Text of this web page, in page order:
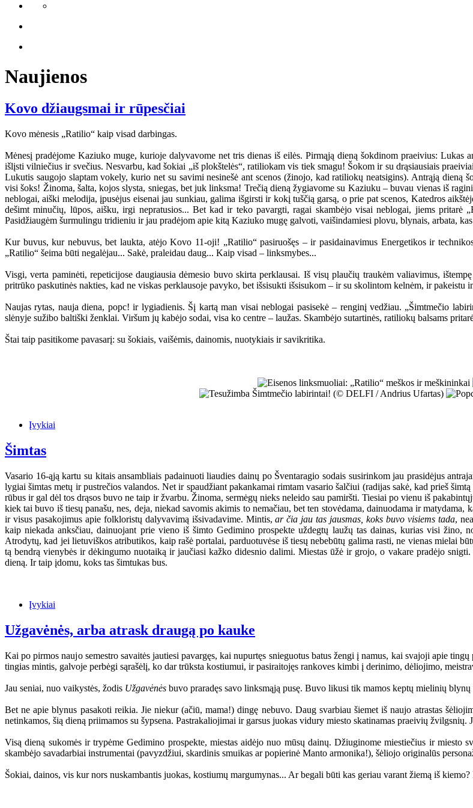
Naujienos
Kovo džiaugsmai ir rūpesčiai
Kovo mėnesis „Ratilio“ kaip visad darbingas.
Mėnesį pradėjome Kaziuko muge, kurioje dalyvavome net tris dienas iš eilės. Pirmąją dieną šokdinom praeivius: Lukas
išlįsti vilniečius ir svečius. Nesvarbu, kad šokiai „iš plokštelės“, ratiliokam vis tiek smagu! Šokom ir su drąsiausiais
Lukutis saugojo slaptam vokely, kurio net su savimi nesinešė ant scenos (žinojo, kad ratiliokų neatsigins). Antrąją
visi šoks! Žinoma, šalta, kojos slysta, sniegas, bet juk linksma! Trečią dieną žygiavome su Kaziuku – buvau vienas iš
neblogai, aiški melodija, įpusėjus eisenai jau sunkiau, galima išgirsti ir kokį tuščią garsą, o prie pat scenos, Katedros
dešimt minučių, lūpos, aišku, irgi nepratusios... Bet kad ir teko pavargti, ragai skambėjo visai neblogai, jiems pritarė
Pasidžiaugėm šurmulingu tridieniu ir jau pradėjom apie kitą Kaziuko mugę galvoti, vaišindamiesi plovu, blynais, arbata,
Kur buvus, kur nebuvus, bet laukta, atėjo Kovo 11-oji! „Ratilio“ pasiruošęs – ir pasidainavimus Energetikos ir
„Ratilio“ šeima būti negalėjau... Sakė, praleidau daug... Kaip visad – linksmybes...
Visgi, verta paminėti, repeticijose daugiausia dėmesio buvo skirta perklausai. Iš visų plaučių traukėm valiavimus,
pritrūko paskutinės nakties, kad ne viskas perklausoje pavyko, bet išsisukti išsisukom – ir su skolintom kelnėm, ir
Naujas rytas, nauja diena, popc! ir lygiadienis. Šį kartą man visai neblogai pasisekė – renginį vedžiau. „Šimtmečio
slėnyje sužibo baltiški ženklai. Viršum jų kabėjo sodai, visa ko centre – laužas. Skambėjo sutartinės, ratiliokų balsams
Štai taip pasitikome pavasarį: su šokiais, vaišėmis, dainomis, nuotykiais ir savikritika.
Įvykiai
Šimtas
Vasario 16-ąją kartu su kitais ansambliais padainuoti liaudies dainų po Šventaragio sodais susirinkom jau prasidėjus
lygiai šimtas metų ir pustrečios valandos. Net ir spaudžiant pakankamai rimtam vasario šalčiui (radijas sakė, kad prieš
rūbus ir gal dėl tos drąsos buvo ne taip ir žvarbu. Žinoma, sermėgų nieks neleido sau pamiršti. Tiesiai po vienu iš
kiek tai buvo iš tiesų panašu, nes, deja, niekad savomis akimis to nemačiau, bet ten stovėdama, dainuodama ir
ir visus pasakojimus apie folkloristų dalyvavimą išsivadavime. Mintis,ar čia jau tas jausmas, koks buvo visiems tada,
kaip niekada anksčiau, dainuojant prie vieno iš šimto Gedimino prospekte uždegtų laužų tas dainas, kurias visi žino,
Atrodytų, kad jei lietuviškos atributikos, kaip rašė portalai, parduotuvėse iš tiesų nebebūtų galima rasti, ne vienas mielai
tą bendrą vienybės ir dėkingumo nuotaiką ir jaučiasi kažko didesnio dalimi. Miestas ūžė ir grojo, o vakare pradėjo
dieną. Ir taip įdomu, koks tas šimtukas bus.
Įvykiai
Užgavėnės, arba atrask draugą po kauke
Kai po pirmos naujo semestro savaitės jautiesi pavargęs, kai nupurtęs snieguotus batus žengi į namus, kai svajoji apie
tingias mintis, galvoje perbėgi sąrašėlį, ko dar trūksta kostiumui, ir pasiraitojęs rankoves kimbi į derinimo, dėliojimo,
Jau seniai, nuo vaikystės, žodis Užgavėnės buvo praradęs savo linksmąją pusę. Buvo likusi tik mamos keptų mielinių
Bet ne apie blynus pasakoti reikia. Jie niekur (ačiū, mama!) dingę nebuvo. Daug svarbiau šiemet iš naujo atrastas
netinkamos, šią dieną priimamos su šypsena. Pastrakaliojimai ir garsus juokas vidury miesto skatinamas praeivių
Visą dieną sukomės ir trypėme Gedimino prospekte, miestas aidėjo nuo mūsų dainų. Džiuginome miestiečius ir miesto
skambėjo savadarbiai instrumentai (pavyzdžiui, skardinis smuikas ar popierinė Manto armonika!), šėliojo originalūs
Šokiai, dainos, vis kur nors nuskambantis juokas, kostiumų margumynas... Ar begali būti kas geriau varant žiemą iš